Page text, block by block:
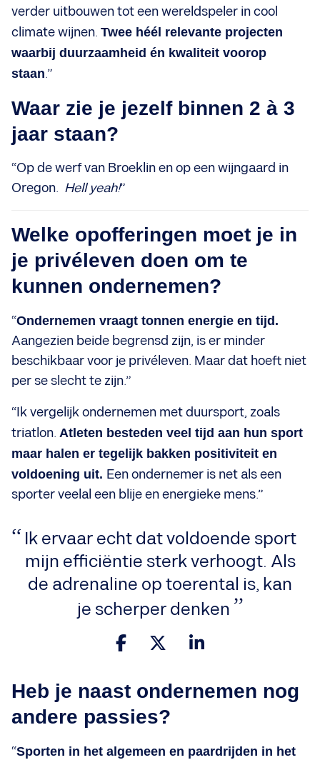
verder uitbouwen tot een wereldspeler in cool
climate wijnen. Twee héél relevante projecten
waarbij duurzaamheid én kwaliteit voorop
staan.”
Waar zie je jezelf binnen 2 à 3
jaar staan?
“Op de werf van Broeklin en op een wijngaard in
Oregon. Hell yeah!”
Welke opofferingen moet je in
je privéleven doen om te
kunnen ondernemen?
“Ondernemen vraagt tonnen energie en tijd.
Aangezien beide begrensd zijn, is er minder
beschikbaar voor je privéleven. Maar dat hoeft niet
per se slecht te zijn.”
“Ik vergelijk ondernemen met duursport, zoals
triatlon. Atleten besteden veel tijd aan hun sport
maar halen er tegelijk bakken positiviteit en
voldoening uit. Een ondernemer is net als een
sporter veelal een blije en energieke mens.”
Ik ervaar echt dat voldoende sport
mijn efficiëntie sterk verhoogt. Als
de adrenaline op toerental is, kan
je scherper denken
Heb je naast ondernemen nog
andere passies?
“Sporten in het algemeen en paardrijden in het